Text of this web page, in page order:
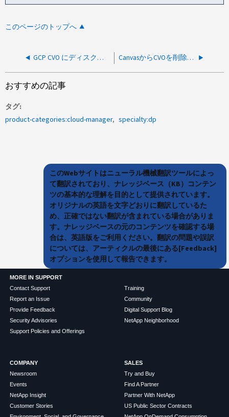
このページのトップへ
GCP CVO にディスクを追加できません CanvasからCVOを削除できません。エラー「HEAD OF EMPTY LIST」
おすすめの記事
タグ
product-categories:cloud-manager
specialty:dp
このWebサイトはニューラル機械翻訳ツールによっ
て翻訳されており、ナレッジベース（KB）コンテン
ツの基本的な理解を目的として提供されています。
オリジナルの英語を文字どおりに翻訳しているた
め、正確ではない翻訳が含まれている場合がありま
す。ナレッジベースの元のコンテンツを確認する場
合は、英語版をご利用ください。翻訳の問題や誤訳
については、アーティクルの最後にある[Feedback]
オプションを使用して報告できます。
MORE IN SUPPORT
Contact Support
Report an Issue
Provide Feedback
Security Advisories
Support Policies and Offerings
Training
Community
Digital Support Blog
NetApp Neighborhood
COMPANY
Newsroom
Events
NetApp Insight
Customer Stories
SALES
Try and Buy
Find A Partner
Partner With NetApp
US Public Sector Contracts